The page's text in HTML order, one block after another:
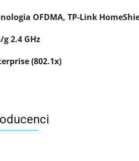
OFDMA, TP-Link
2.4 GHz
(802.1x)